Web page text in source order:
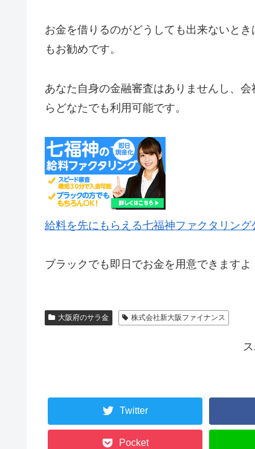
お金を借りるのがどうしても出来ないと
もお勧めです。
あなた自身の金融審査はありませんし、
らどなたでも利用可能です。
給料を先にもらえる七福神ファクタリング
ブラックでも即日でお金を用意できますよ
大阪府のサラ金 株式会社新大阪ファイナンス
Twitter
Pocket